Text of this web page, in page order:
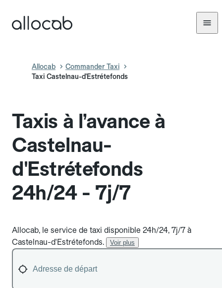
Allocab
Commander Taxi
Taxi Castelnau-d'Estrétefonds
Taxis à l’avance à
Castelnau-
d'Estrétefonds
24h/24 - 7j/7
Allocab, le service de taxi disponible 24h/24, 7j/7 à
Castelnau-d'Estrétefonds.
Voir plus